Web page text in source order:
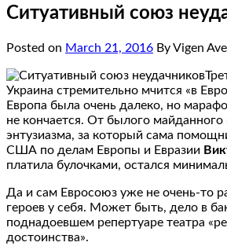
Ситуативный союз
Posted on March 21, 2016 By Vigen
Украина стремительно мчится «в
Европа была очень далеко, но
не кончается. От былого
энтузиазма, за который сама
США по делам Европы и Евразии
платила булочками, остался
Да и сам Евросоюз уже не очень-то
героев у себя. Может быть, дело в
поднадоевшем репертуаре театра
достоинства».